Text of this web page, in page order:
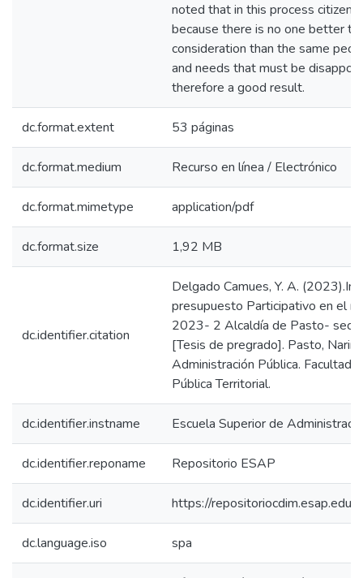
noted that in this process citizen
because there is no one better
consideration than the same
and needs that must be
therefore a good result.
dc.format.extent 53 páginas
dc.format.medium Recurso en línea / Electrónico
dc.format.mimetype application/pdf
dc.format.size 1,92 MB
dc.identifier.citation
Delgado Camues, Y. A.
presupuesto Participativo en el
2023- 2 Alcaldía de Pasto-
[Tesis de pregrado]. Pasto,
Administración Pública. Facultad
Pública Territorial.
dc.identifier.instname Escuela Superior de
dc.identifier.reponame Repositorio ESAP
dc.identifier.uri https://
dc.language.iso spa